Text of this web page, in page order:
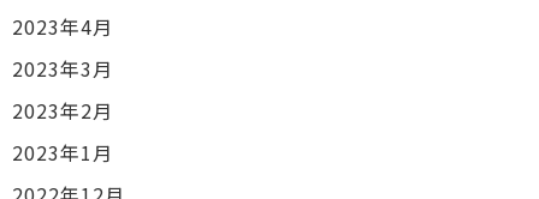
2023年4月
2023年3月
2023年2月
2023年1月